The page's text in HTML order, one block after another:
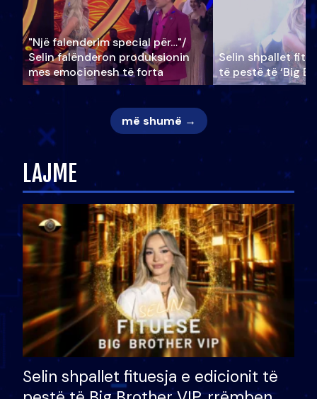
"Një falenderim special për…"/
Selin falënderon produksionin
mes emocionesh të forta
Selin shpallet
të pestë të ‘Big
më shumë →
LAJME
Selin shpallet fituesja e edicionit të